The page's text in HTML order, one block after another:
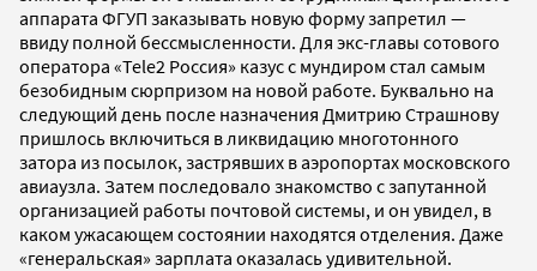
аппарата ФГУП заказывать новую форму запретил —
ввиду полной бессмысленности. Для экс-главы сотового
оператора «Tele2 Россия» казус с мундиром стал самым
безобидным сюрпризом на новой работе. Буквально на
следующий день после назначения Дмитрию Страшнову
пришлось включиться в ликвидацию многотонного
затора из посылок, застрявших в аэропортах московского
авиаузла. Затем последовало знакомство с запутанной
организацией работы почтовой системы, и он увидел, в
каком ужасающем состоянии находятся отделения. Даже
«генеральская» зарплата оказалась удивительной.